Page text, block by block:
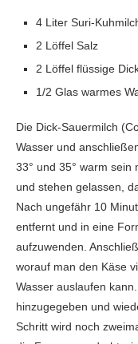
4 Liter Suri-
2 Löffel Salz
2 Löffel flüssige
1/2 Glas warmes
Die Dick-Sauermilch
Wasser und
33° und 35° warm
und stehen gelassen,
Nach ungefähr 10
entfernt und in eine
aufzuwenden.
worauf man den Käse
Wasser auslaufen
hinzugegeben und
Schritt wird noch